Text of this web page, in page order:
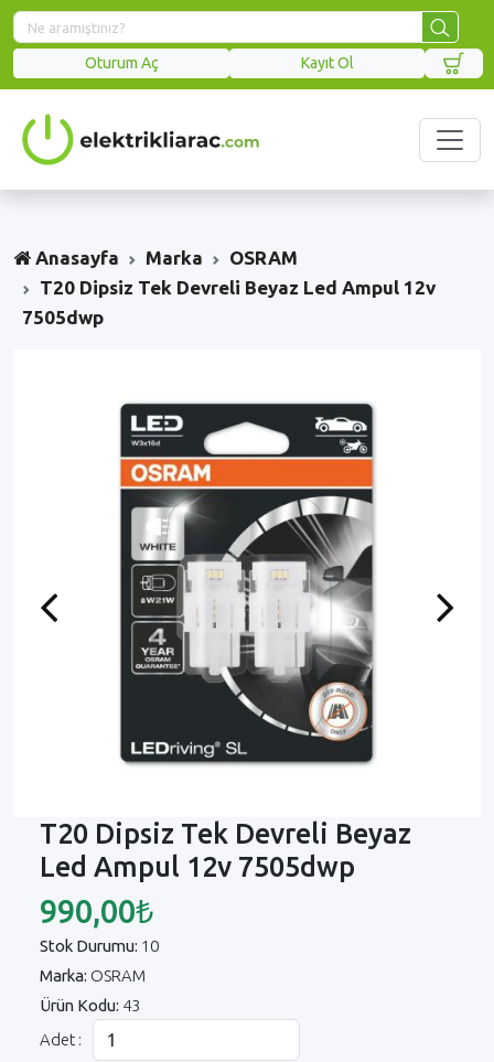
Oturum Aç Kayıt Ol
Anasayfa Marka
OSRAM
T20 Dipsiz Tek Devreli Beyaz Led Ampul 12v
7505dwp
Previous Next
T20 Dipsiz Tek Devreli Beyaz
Led Ampul 12v 7505dwp
990,00₺
Stok Durumu: 10
Marka: OSRAM
Ürün Kodu: 43
Adet :